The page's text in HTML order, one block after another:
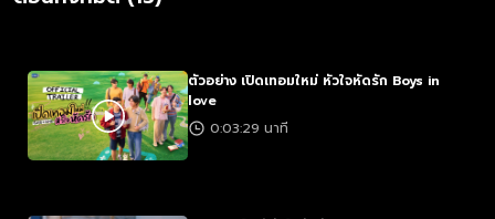
ตัวอย่าง เปิดเทอมใหม่ หัวใจหัดรัก Boys in
love
0:03:29 นาที